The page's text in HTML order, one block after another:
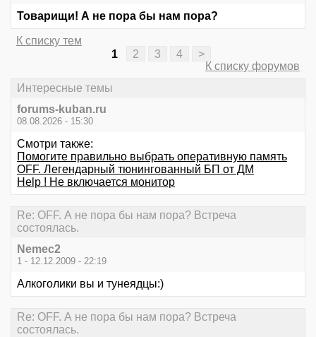
Товарищи! А не пора бы нам пора?
К списку тем
1
2 3 4
>
К списку форумов
Интересные темы
forums-kuban.ru
08.08.2026 - 15:30
Смотри также:
Помогите правильно выбрать оперативную память
OFF. Легендарный тюнингованный БП от ДМ
Help ! Не включается монитор
Re: OFF. А не пора бы нам пора? Встреча
состоялась.
Nemec2
1 - 12.12.2009 - 22:19
Алкоголики вы и тунеядцы:)
Re: OFF. А не пора бы нам пора? Встреча
состоялась.